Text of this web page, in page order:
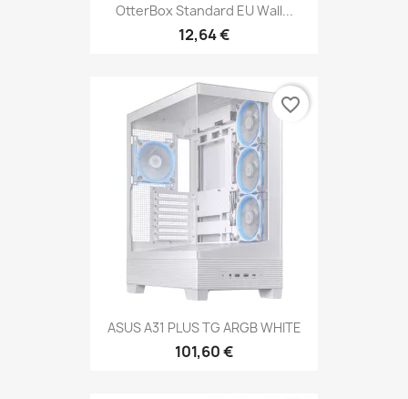
OtterBox Standard EU Wall...
12,64 €
ASUS A31 PLUS TG ARGB WHITE
101,60 €
favorite_border